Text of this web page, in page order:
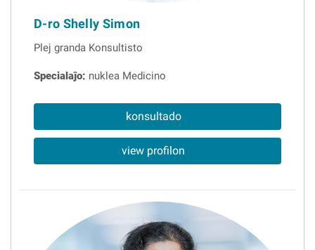
D-ro Shelly Simon
Plej granda Konsultisto
Specialaĵo: nuklea Medicino
konsultado
view profilon